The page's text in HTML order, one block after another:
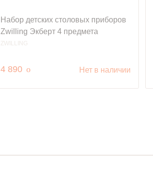
Набор детских столовых приборов
Zwilling Экберт 4 предмета
ZWILLING
4 890 руб.
o Нет в наличии